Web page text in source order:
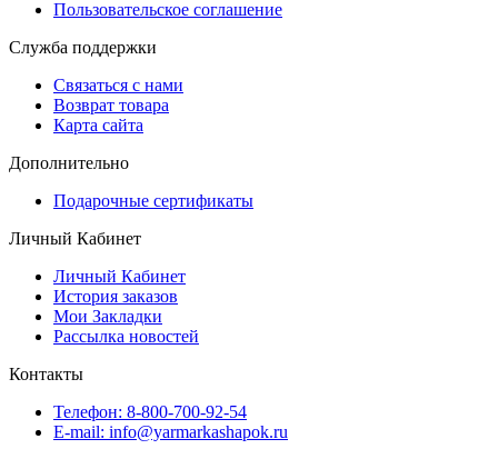
Пользовательское соглашение
Служба поддержки
Связаться с нами
Возврат товара
Карта сайта
Дополнительно
Подарочные сертификаты
Личный Кабинет
Личный Кабинет
История заказов
Мои Закладки
Рассылка новостей
Контакты
Телефон: 8-800-700-92-54
E-mail: info@yarmarkashapok.ru